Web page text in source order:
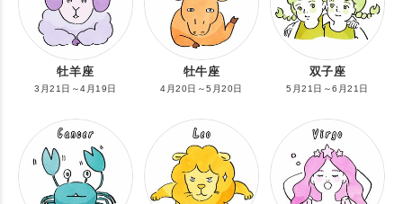
牡羊座
3月21日～4月19日
牡牛座
4月20日～5月20日
双子座
5月21日～6月21日